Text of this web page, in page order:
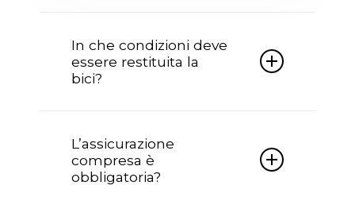
occorre essere in possesso della carta
identità non scaduta, codice fiscale,
IBAN del proprio conto corrente e per
In che condizioni deve
essere restituita la
bici?
restituita in buone condizioni, con le
manutenzione programmate
eseguite insieme alla
documentazione e accessori originali.
L’assicurazione
compresa è
obbligatoria?